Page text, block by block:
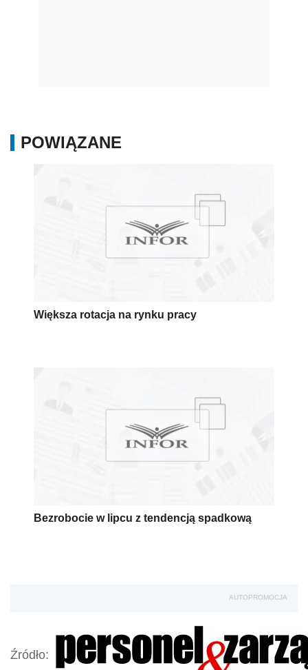
POWIĄZANE
Większa rotacja na rynku pracy
Bezrobocie w lipcu z tendencją spadkową
AUTOPROMOCJA
Źródło: